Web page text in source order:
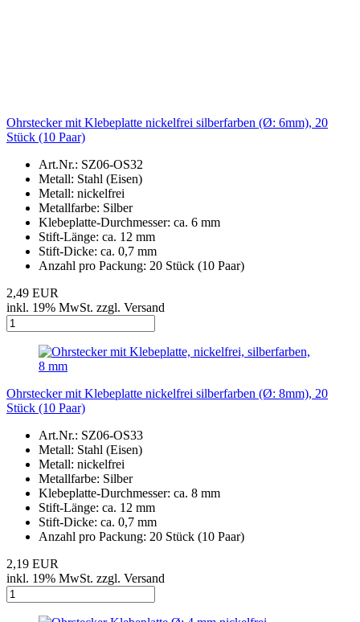
Ohrstecker mit Klebeplatte nickelfrei silberfarben (Ø: 6mm), 20
Stück (10 Paar)
Art.Nr.: SZ06-OS32
Metall: Stahl (Eisen)
Metall: nickelfrei
Metallfarbe: Silber
Klebeplatte-Durchmesser: ca. 6 mm
Stift-Länge: ca. 12 mm
Stift-Dicke: ca. 0,7 mm
Anzahl pro Packung: 20 Stück (10 Paar)
2,49 EUR
inkl. 19% MwSt. zzgl. Versand
Ohrstecker mit Klebeplatte nickelfrei silberfarben (Ø: 8mm), 20
Stück (10 Paar)
Art.Nr.: SZ06-OS33
Metall: Stahl (Eisen)
Metall: nickelfrei
Metallfarbe: Silber
Klebeplatte-Durchmesser: ca. 8 mm
Stift-Länge: ca. 12 mm
Stift-Dicke: ca. 0,7 mm
Anzahl pro Packung: 20 Stück (10 Paar)
2,19 EUR
inkl. 19% MwSt. zzgl. Versand